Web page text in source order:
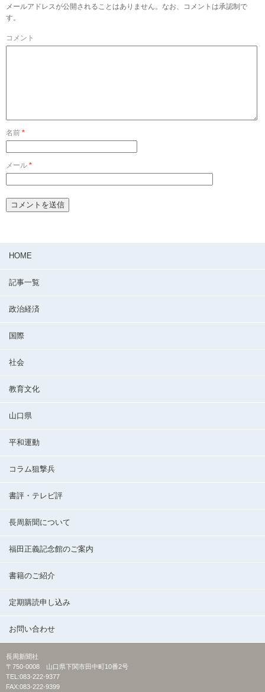
メールアドレスが公開されることはありません。なお、コメントは承認制で
す。
コメント
名前 *
メール *
HOME
記事一覧
政治経済
国際
社会
教育文化
山口県
平和運動
コラム狙撃兵
書評・テレビ評
長周新聞について
福田正義記念館のご案内
書籍のご紹介
定期購読申し込み
お問い合わせ
長周新聞社
〒750-0008 山口県下関市田中町10番2号
TEL:083-222-9377
FAX:083-222-9399